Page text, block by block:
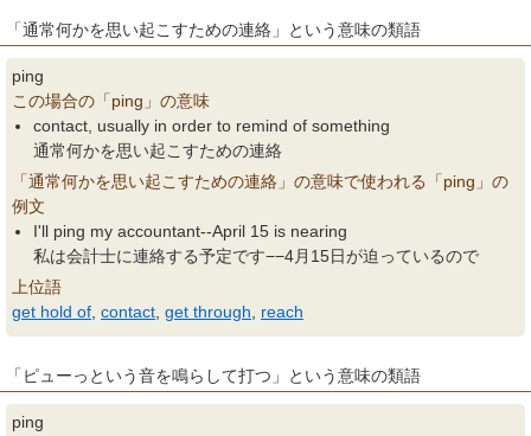
「通常何かを思い起こすための連絡」という意味の類語
ping
この場合の「ping」の意味
contact, usually in order to remind of something
通常何かを思い起こすための連絡
「通常何かを思い起こすための連絡」の意味で使われる「ping」の
例文
I'll ping my accountant--April 15 is nearing
私は会計士に連絡する予定です−−4月15日が迫っているので
上位語
get hold of contact get through reach
「ピューっという音を鳴らして打つ」という意味の類語
ping